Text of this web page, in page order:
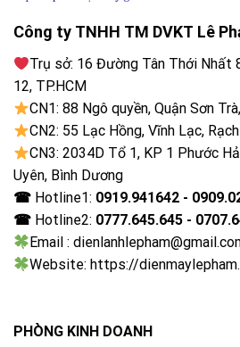
thoát nước như những chiếc máy
khác.
Công ty TNHH TM DVKT Lê
Trụ sở: 16 Đường Tân Thới Nhất
12, TP.HCM
CN1: 88 Ngô quyền, Quận Sơn
CN2: 55 Lạc Hồng, Vĩnh Lạc,
CN3: 2034D Tổ 1, KP 1 Phước
Uyên, Bình Dương
☎ Hotline1: 0919.941642 -
☎ Hotline2: 0777.645.645 -
Email :
Website: https://
PHÒNG KINH DOANH